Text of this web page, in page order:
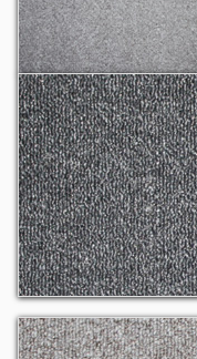
Atlantis
Atlantis